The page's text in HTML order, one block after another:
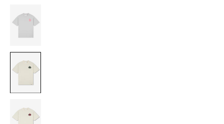
GREY
WHITE
WHITE/CHERRY